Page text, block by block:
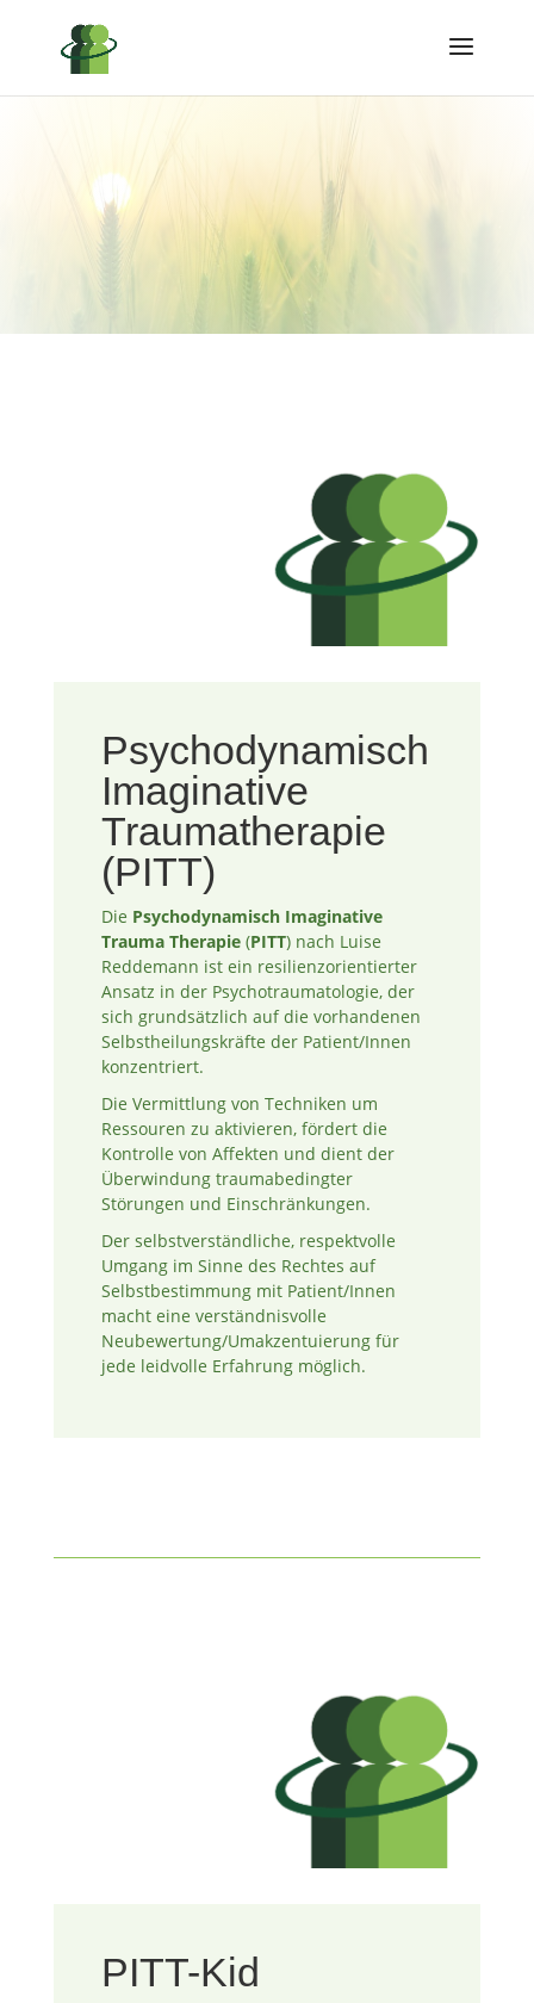
Psychodynamisch
Imaginative
Traumatherapie
(PITT)
Die Psychodynamisch Imaginative
Trauma Therapie(PITT) nach Luise
Reddemann ist ein resilienzorientierter
Ansatz in der Psychotraumatologie, der
sich grundsätzlich auf die vorhandenen
Selbstheilungskräfte der Patient/Innen
konzentriert.
Die Vermittlung von Techniken um
Ressouren zu aktivieren, fördert die
Kontrolle von Affekten und dient der
Überwindung traumabedingter
Störungen und Einschränkungen.
Der selbstverständliche, respektvolle
Umgang im Sinne des Rechtes auf
Selbstbestimmung mit Patient/Innen
macht eine verständnisvolle
Neubewertung/Umakzentuierung für
jede leidvolle Erfahrung möglich.
PITT-Kid